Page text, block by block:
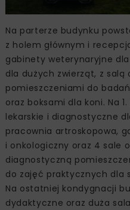
Na parterze budynku
z holem głównym i
gabinety weterynaryjne
dla dużych zwierząt, z salą
pomieszczeniami do
oraz boksami dla koni. Na
lekarskie i diagnostyczne
pracownia artroskopowa,
i onkologiczny oraz 4 sale
diagnostyczną
do zajęć praktycznych dla
Na ostatniej kondygnacji
dydaktyczne oraz duża